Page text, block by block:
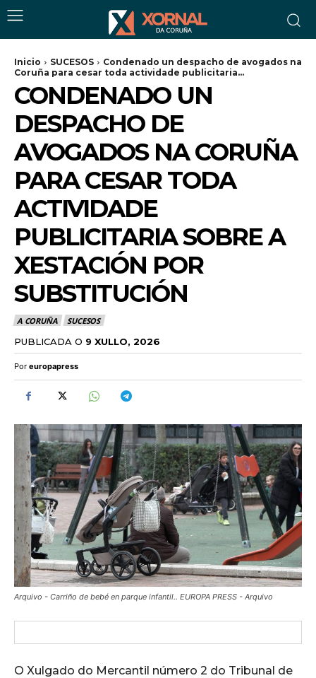
Inicio SUCESOS
Condenado un despacho de avogados na
Coruña para cesar toda actividade publicitaria...
CONDENADO UN
DESPACHO DE
AVOGADOS NA CORUÑA
PARA CESAR TODA
ACTIVIDADE
PUBLICITARIA SOBRE A
XESTACIÓN POR
SUBSTITUCIÓN
A CORUÑA SUCESOS
PUBLICADA O 9 XULLO, 2026
Por europapress
Arquivo - Carriño de bebé en parque infantil.. EUROPA PRESS - Arquivo
O Xulgado do Mercantil número 2 do Tribunal de